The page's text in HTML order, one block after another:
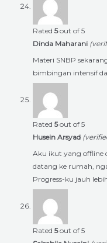
Rated 5out of 5
Dinda Maharani
Materi SNBP
bimbingan intensif
Rated 5out of 5
Husein Arsyad
Aku ikut yang offline
datang ke rumah,
Progress-ku jauh
Rated 5out of 5